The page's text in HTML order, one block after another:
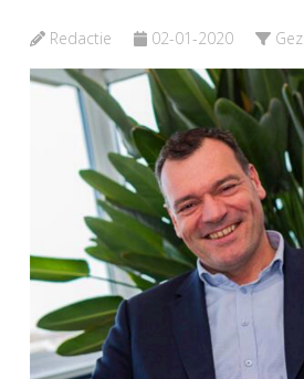
Redactie 02-01-2020